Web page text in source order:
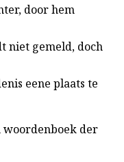
door hem
niet gemeld, doch
eene plaats te
woordenboek der